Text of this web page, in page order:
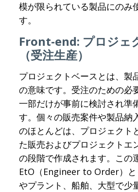
模が限られている製品にのみ
す。
Front-end: プロジェ
（受注生産）
プロジェクトベースとは、製
の意味です。受注のための必
一部だけが事前に検討され準
す。個々の販売案件や製品納
のほとんどは、プロジェクト
た販売およびプロジェクトエ
の段階で作成されます。この
EtO（Engineer to Order）と
やプラント、船舶、大型で少